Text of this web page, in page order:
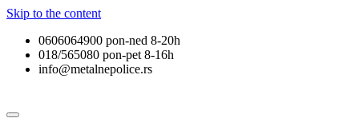
Skip to the content
0606064900 pon-ned 8-20h
018/565080 pon-pet 8-16h
info@metalnepolice.rs